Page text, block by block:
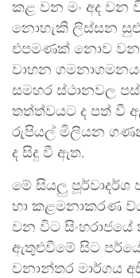
කළ වන මං අද වන
නොහැකි ලිස්සන සුළු
එපමණක් නොව
වාහන
සමහර ස්ථානවල
තත්ත්වයට ද පත් වී
රුපියල් මිලියන
ද සිදු වී ඇත.
මේ සියලු පූර්වාදර්ශ
හා කළමනාකරණ
වන විට
ඇතුළුවීමේ සිට
වනාන්තර මාර්ගය